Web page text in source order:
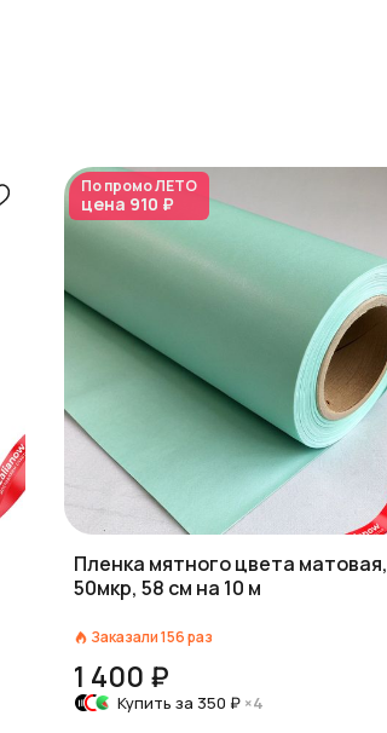
По промоЛЕТО
цена 910 ₽
Пленка мятного цвета матовая,
50мкр, 58 см на 10 м
Заказали156раз
1 400 ₽
Купить за 350 ₽ ×4